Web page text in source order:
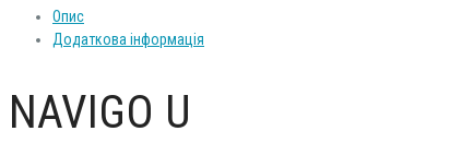
Опис
Додаткова інформація
NAVIGO U